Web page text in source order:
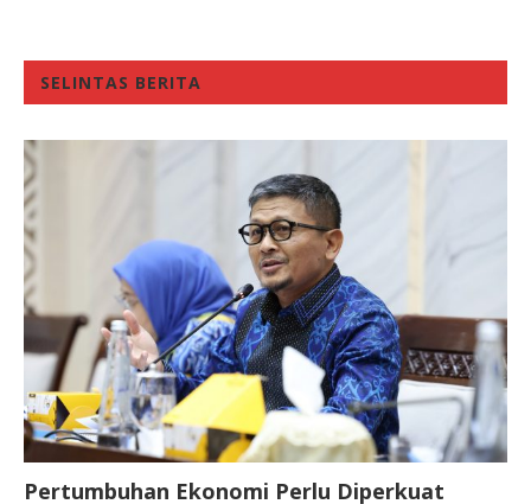
SELINTAS BERITA
Pertumbuhan Ekonomi Perlu Diperkuat